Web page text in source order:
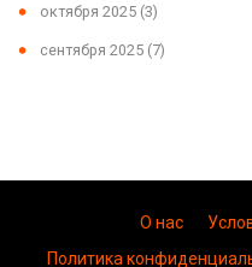
октября 2025 (3)
сентября 2025 (7)
О нас
Политика